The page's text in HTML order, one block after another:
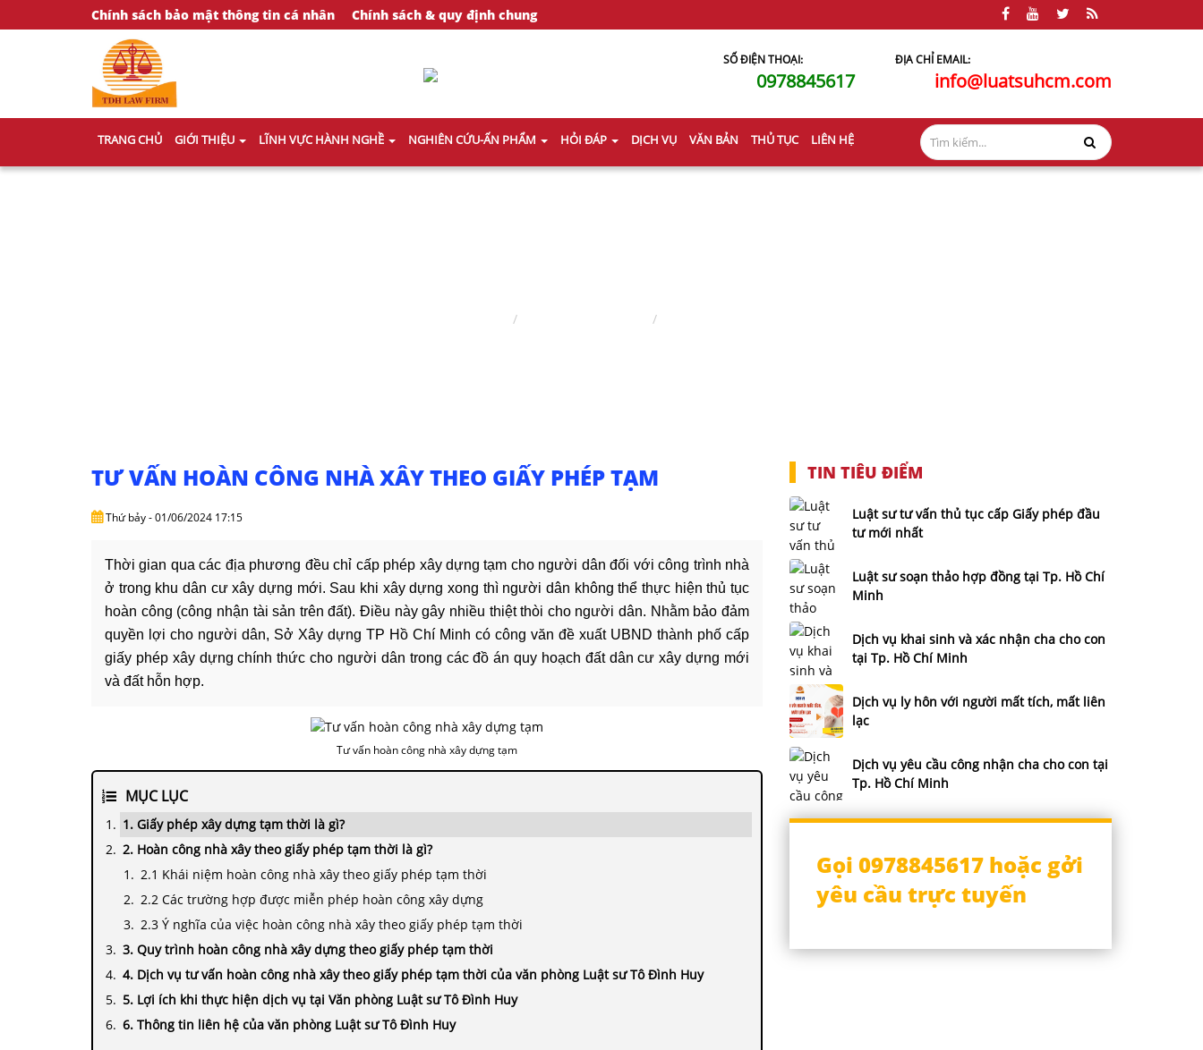
Chính sách bảo mật thông tin cá nhân Chính sách & quy định chung
SỐ ĐIỆN THOẠI:
0978845617
ĐỊA CHỈ EMAIL:
info@luatsuhcm.com
TRANG CHỦ GIỚI THIỆU LĨNH VỰC HÀNH NGHỀ NGHIÊN CỨU-ẤN PHẨM HỎI ĐÁP DỊCH VỤ VĂN BẢN THỦ TỤC LIÊN HỆ
TƯ VẤN HOÀN CÔNG NHÀ XÂY THEO GIẤY PHÉP TẠM
Thứ bảy - 01/06/2024 17:15
Thời gian qua các địa phương đều chỉ cấp phép xây dựng tạm cho người dân đối với công trình nhà
ở trong khu dân cư xây dựng mới. Sau khi xây dựng xong thì người dân không thể thực hiện thủ tục
hoàn công (công nhận tài sản trên đất). Ðiều này gây nhiều thiệt thòi cho người dân. Nhằm bảo đảm
quyền lợi cho người dân, Sở Xây dựng TP Hồ Chí Minh có công văn đề xuất UBND thành phố cấp
giấy phép xây dựng chính thức cho người dân trong các đồ án quy hoạch đất dân cư xây dựng mới
và đất hỗn hợp.
Tư vấn hoàn công nhà xây dựng tạm
MỤC LỤC
1. Giấy phép xây dựng tạm thời là gì?
2. Hoàn công nhà xây theo giấy phép tạm thời là gì?
2.1 Khái niệm hoàn công nhà xây theo giấy phép tạm thời
2.2 Các trường hợp được miễn phép hoàn công xây dựng
2.3 Ý nghĩa của việc hoàn công nhà xây theo giấy phép tạm thời
3. Quy trình hoàn công nhà xây dựng theo giấy phép tạm thời
4. Dịch vụ tư vấn hoàn công nhà xây theo giấy phép tạm thời của văn phòng Luật sư Tô Đình Huy
5. Lợi ích khi thực hiện dịch vụ tại Văn phòng Luật sư Tô Đình Huy
6. Thông tin liên hệ của văn phòng Luật sư Tô Đình Huy
TIN TIÊU ĐIỂM
Luật sư tư vấn thủ tục cấp Giấy phép đầu
tư mới nhất
Luật sư soạn thảo hợp đồng tại Tp. Hồ Chí
Minh
Dịch vụ khai sinh và xác nhận cha cho con
tại Tp. Hồ Chí Minh
Dịch vụ ly hôn với người mất tích, mất liên
lạc
Dịch vụ yêu cầu công nhận cha cho con tại
Tp. Hồ Chí Minh
Gọi 0978845617 hoặc gởi
yêu cầu trực tuyến